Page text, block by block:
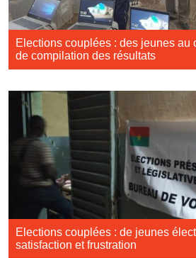
Elections couplées : des jeunes au
de compilation des résultats
Elections couplées : de jeunes
satisfaction et frustration